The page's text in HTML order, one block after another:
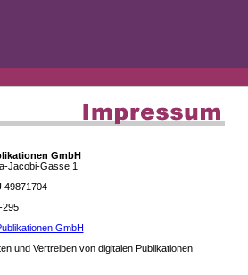
GmbH
Jacobi-Gasse 1
49871704
295
GmbH
und Vertreiben von digitalen Publikationen